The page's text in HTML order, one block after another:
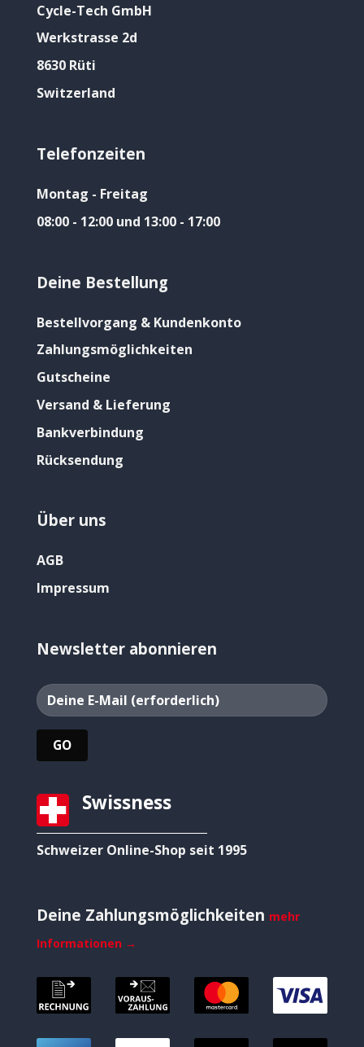
Cycle-Tech GmbH
Werkstrasse 2d
8630 Rüti
Switzerland
Telefonzeiten
Montag - Freitag
08:00 - 12:00 und 13:00 - 17:00
Deine Bestellung
Bestellvorgang & Kundenkonto
Zahlungsmöglichkeiten
Gutscheine
Versand & Lieferung
Bankverbindung
Rücksendung
Über uns
AGB
Impressum
Newsletter abonnieren
Swissness
Schweizer Online-Shop seit 1995
Deine Zahlungsmöglichkeiten mehr
Informationen →